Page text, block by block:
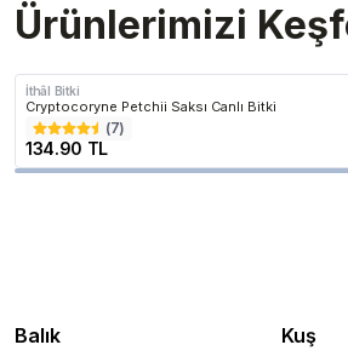
Ürünlerimizi
İthâl Bitki
Cryptocoryne Petchii Saksı Canlı Bitki
(7)
134.90 TL
Balık Kuş